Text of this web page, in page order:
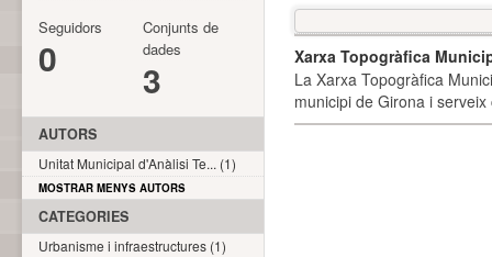
Xarxa Topogràfica
La Xarxa Topogràfica
municipi de Girona i
Seguidors
0
Conjunts de
dades
3
AUTORS
Unitat Municipal d'Anàlisi Te... (1)
MOSTRAR MENYS AUTORS
CATEGORIES
Urbanisme i infraestructures (1)